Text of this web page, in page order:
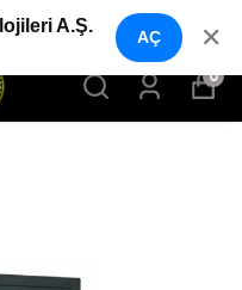
SISTEMLERI
0
A.Ş.
AÇ ✕